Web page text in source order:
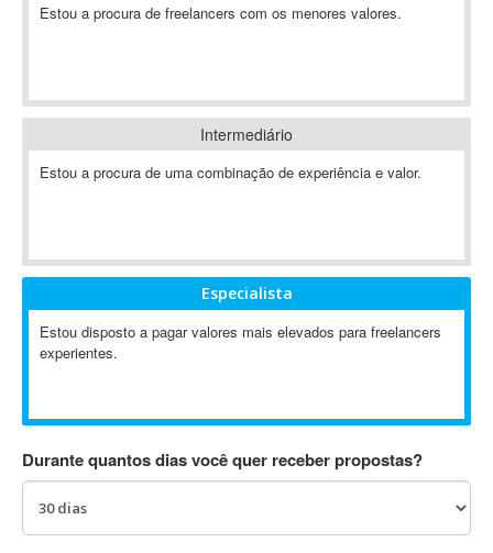
AAUS Scientific Diver
Abaqus
ABIS
Ableton Push
Abstract
Abstract Window Toolkit (AWT)
Absynth
AC3
AccountMate
ACDSee
ACID Pro
Estou a procura de freelancers com os menores valores.
Intermediário
Estou a procura de uma combinação de experiência e valor.
Especialista
Estou disposto a pagar valores mais elevados para freelancers
experientes.
Durante quantos dias você quer receber propostas?